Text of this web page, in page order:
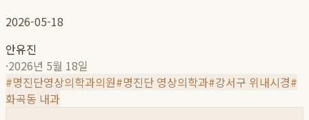
2026-05-18
안유진
·2026년 5월 18일
#명진단영상의학과의원#명진단 영상의학과#강서구 위내시경#
화곡동 내과